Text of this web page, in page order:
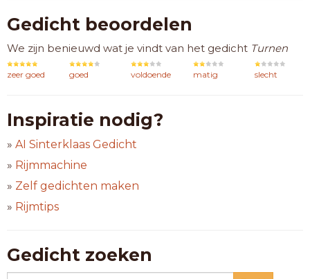
Gedicht beoordelen
We zijn benieuwd wat je vindt van het gedicht Turnen
zeer goed goed voldoende matig slecht
Inspiratie nodig?
» AI Sinterklaas Gedicht
» Rijmmachine
» Zelf gedichten maken
» Rijmtips
Gedicht zoeken